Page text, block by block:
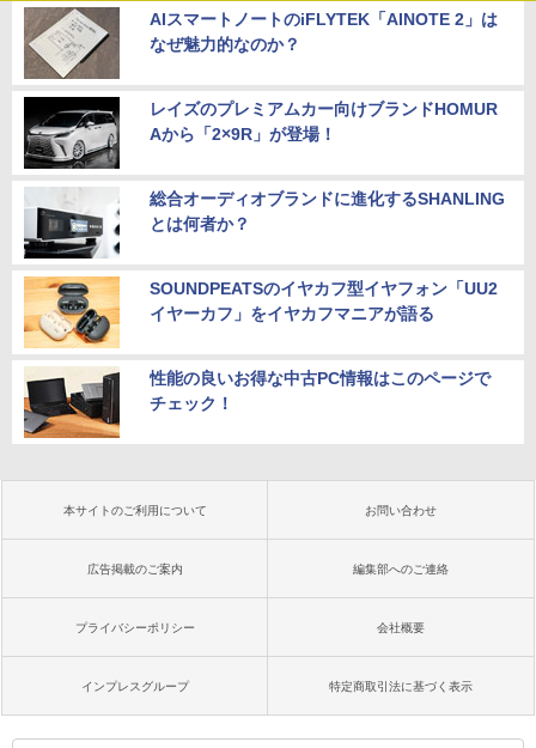
AIスマートノートのiFLYTEK「AINOTE 2」は
なぜ魅力的なのか？
レイズのプレミアムカー向けブランドHOMUR
Aから「2×9R」が登場！
総合オーディオブランドに進化するSHANLING
とは何者か？
SOUNDPEATSのイヤカフ型イヤフォン「UU2
イヤーカフ」をイヤカフマニアが語る
性能の良いお得な中古PC情報はこのページで
チェック！
本サイトのご利用について お問い合わせ
広告掲載のご案内 編集部へのご連絡
プライバシーポリシー 会社概要
インプレスグループ 特定商取引法に基づく表示